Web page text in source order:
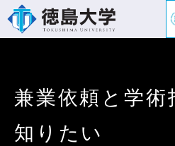
兼業依頼と学術
知りたい